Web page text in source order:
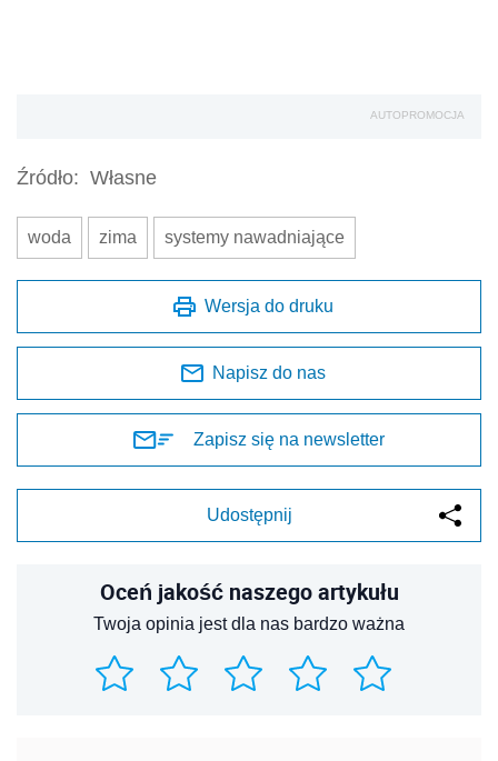
AUTOPROMOCJA
Źródło: Własne
woda zima systemy nawadniające
Wersja do druku
Napisz do nas
Zapisz się na newsletter
Udostępnij
Oceń jakość naszego artykułu
Twoja opinia jest dla nas bardzo ważna